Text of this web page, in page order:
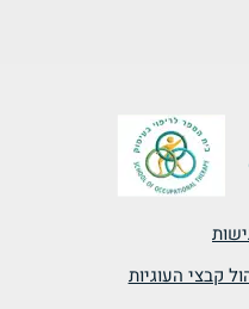
קבצי העוגיות